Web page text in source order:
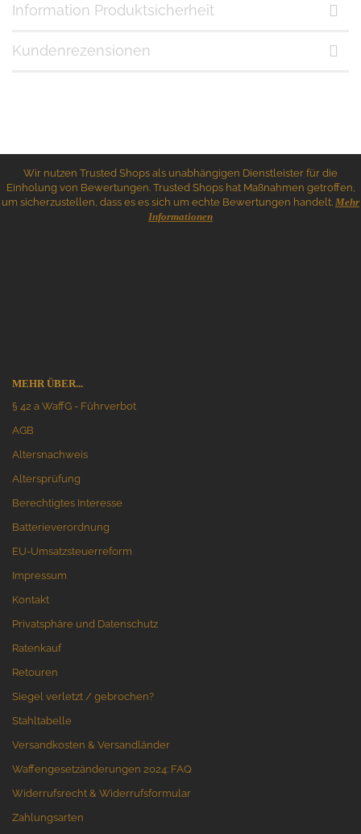
Information Produktsicherheit
Kundenrezensionen
Wir nutzen Trusted Shops als unabhängigen Dienstleister für die
Einholung von Bewertungen. Trusted Shops hat Maßnahmen getroffen,
um sicherzustellen, dass es es sich um echte Bewertungen handelt. Mehr
Informationen
MEHR ÜBER...
§ 42 a WaffG - Führverbot
AGB
Altersnachweis
Altersprüfung
Berechtigtes Interesse
Batterieverordnung
EU-Umsatzsteuerreform
Impressum
Kontakt
Privatsphäre und Datenschutz
Ratenkauf
Retouren
Siegel verletzt / gebrochen?
Stahltabelle
Versandkosten & Versandländer
Waffengesetzänderungen 2024: FAQ
Widerrufsrecht & Widerrufsformular
Zahlungsarten